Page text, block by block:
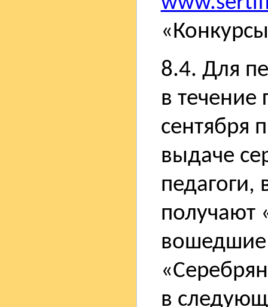
8.4. Для
в течение
сентября
выдаче
получают
вошедшие
в